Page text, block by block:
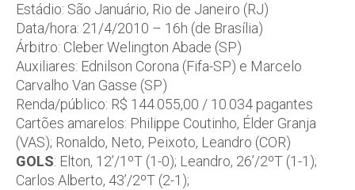
Estádio: São Januário, Rio de Janeiro (RJ)
Data/hora: 21/4/2010 – 16h (de Brasília)
Árbitro: Cleber Welington Abade (SP)
Auxiliares: Ednilson Corona (Fifa-SP) e Marcelo
Carvalho Van Gasse (SP)
Renda/público: R$ 144.055,00 / 10.034 pagantes
Cartões amarelos: Philippe Coutinho, Élder Granja
(VAS); Ronaldo, Neto, Peixoto, Leandro (COR)
GOLS: Elton, 12’/1ºT (1-0); Leandro, 26’/2ºT (1-1);
Carlos Alberto, 43’/2ºT (2-1);